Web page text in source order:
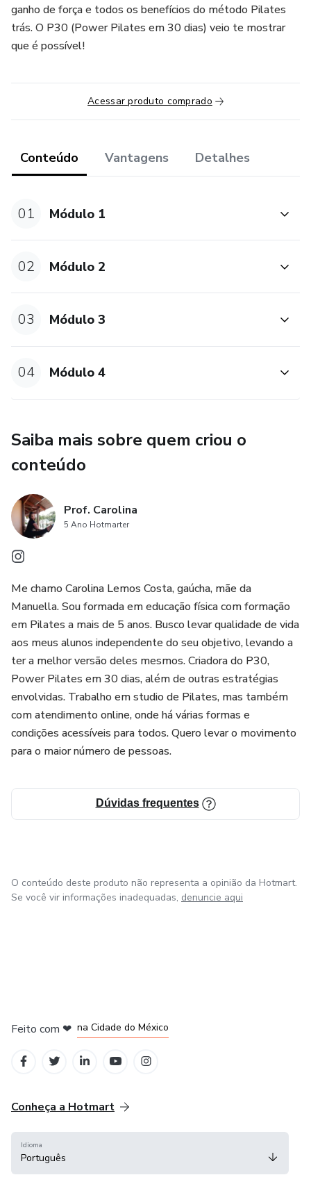
ganho de força e todos os benefícios do método Pilates
trás. O P30 (Power Pilates em 30 dias) veio te mostrar
que é possível!
Acessar produto comprado
Conteúdo Vantagens Detalhes
01 Módulo 1
02 Módulo 2
03 Módulo 3
04 Módulo 4
Saiba mais sobre quem criou o
conteúdo
Prof. Carolina
5 Ano Hotmarter
Me chamo Carolina Lemos Costa, gaúcha, mãe da
Manuella. Sou formada em educação física com formação
em Pilates a mais de 5 anos. Busco levar qualidade de vida
aos meus alunos independente do seu objetivo, levando a
ter a melhor versão deles mesmos. Criadora do P30,
Power Pilates em 30 dias, além de outras estratégias
envolvidas. Trabalho em studio de Pilates, mas também
com atendimento online, onde há várias formas e
condições acessíveis para todos. Quero levar o movimento
para o maior número de pessoas.
Dúvidas frequentes
O conteúdo deste produto não representa a opinião da Hotmart.
Se você vir informações inadequadas, denuncie aqui
Feito com ❤ na Cidade do México
Conheça a Hotmart
Idioma
Português